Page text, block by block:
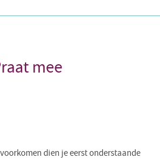
mee
dien je eerst onderstaande